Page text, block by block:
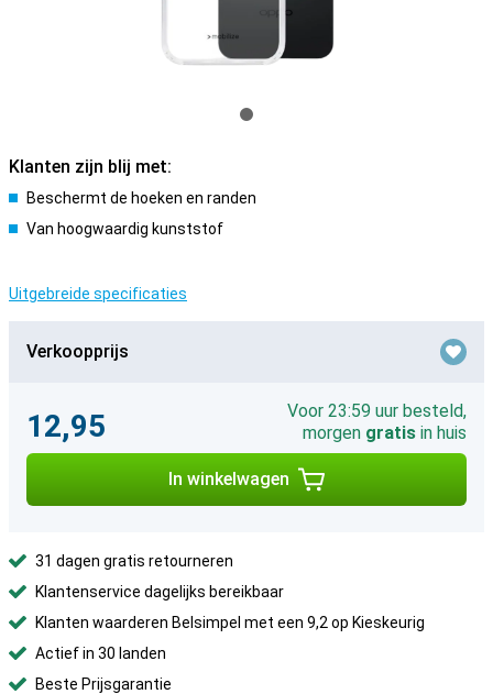
Klanten zijn blij met:
Beschermt de hoeken en randen
Van hoogwaardig kunststof
Uitgebreide specificaties
Verkoopprijs
12,95
Voor 23:59 uur besteld,
morgen gratis in huis
In winkelwagen
31 dagen gratis retourneren
Klantenservice dagelijks bereikbaar
Klanten waarderen Belsimpel met een 9,2 op Kieskeurig
Actief in 30 landen
Beste Prijsgarantie